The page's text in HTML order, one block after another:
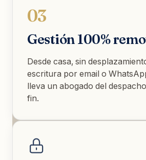
03
Gestión 100%
Desde casa, sin
escritura por email o
lleva un abogado del
fin.